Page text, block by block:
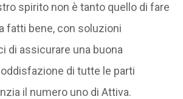
spirito non è tanto quello di fare
fatti bene, con soluzioni
di assicurare una buona
di tutte le parti
il numero uno di Attiva.